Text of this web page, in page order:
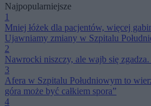
Najpopularniejsze
1
Mniej łóżek dla pacjentów, więcej
Ujawniamy zmiany w Szpitalu
2
Nawrocki niszczy, ale wajb się
3
Afera w Szpitalu Południowym to
góra może być całkiem spora”
4